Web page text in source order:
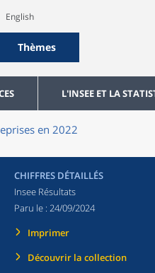
English
Thèmes
L'INSEE ET LA
en 2022
CHIFFRES DÉTAILLÉS
Insee Résultats
Paru le : 24/09/2024
Imprimer
Découvrir la collection